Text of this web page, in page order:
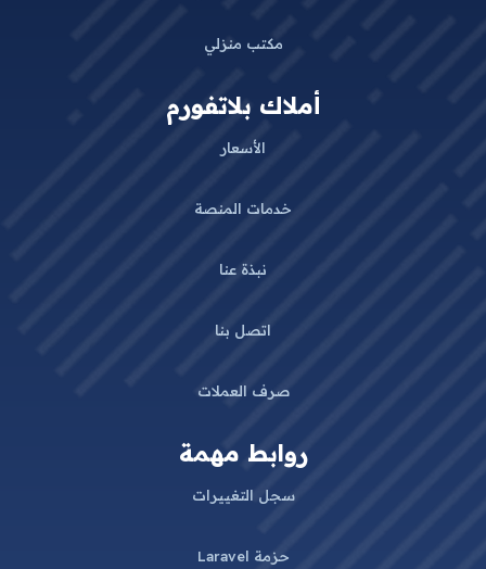
مكتب منزلي
أملاك بلاتفورم
الأسعار
خدمات المنصة
نبذة عنا
اتصل بنا
صرف العملات
روابط مهمة
سجل التغييرات
حزمة Laravel